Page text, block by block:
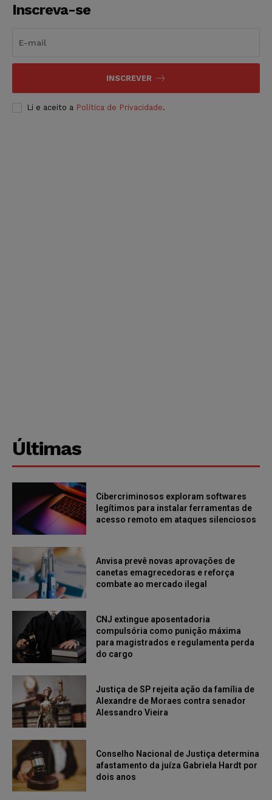
Inscreva-se
INSCREVER
Li e aceito a Política de Privacidade.
Últimas
Cibercriminosos exploram softwares
legítimos para instalar ferramentas de
acesso remoto em ataques silenciosos
Anvisa prevê novas aprovações de
canetas emagrecedoras e reforça
combate ao mercado ilegal
CNJ extingue aposentadoria
compulsória como punição máxima
para magistrados e regulamenta perda
do cargo
Justiça de SP rejeita ação da família de
Alexandre de Moraes contra senador
Alessandro Vieira
Conselho Nacional de Justiça determina
afastamento da juíza Gabriela Hardt por
dois anos